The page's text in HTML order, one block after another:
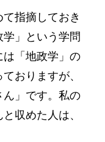
指摘しておき
」という学問
「地政学」の
おりますが、
」です。私の
収めた人は、